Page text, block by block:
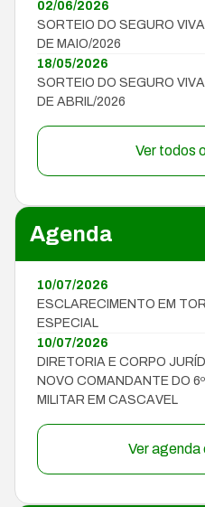
02/06/2026
SORTEIO DO SEGURO
DE MAIO/2026
18/05/2026
SORTEIO DO SEGURO
DE ABRIL/2026
Ver todos
Agenda
10/07/2026
ESCLARECIMENTO EM
ESPECIAL
10/07/2026
DIRETORIA E CORPO
NOVO COMANDANTE DO
MILITAR EM CASCAVEL
Ver